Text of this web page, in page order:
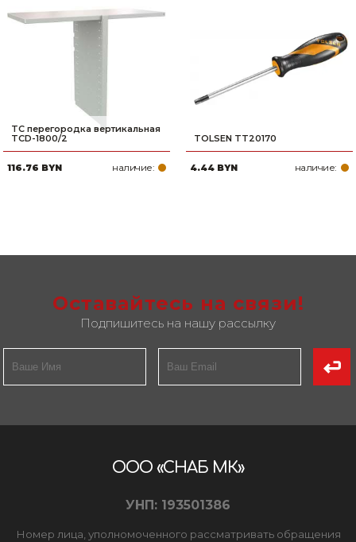
TC перегородка вертикальная
TCD-1800/2
116.76 BYN наличие:
TOLSEN TT20170
4.44 BYN наличие:
Оставайтесь на связи!
Подпишитесь на нашу рассылку
ООО «СНАБ МК»
УНП: 193501386
Номер лица, уполномоченного рассматривать обращения